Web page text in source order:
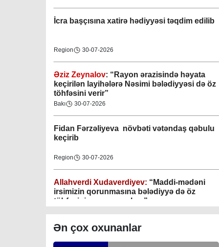
İcra başçısına xatirə hədiyyəsi təqdim edilib
Region 30-07-2026
Əziz Zeynalov: “Rayon ərazisində həyata
keçirilən layihələrə Nəsimi bələdiyyəsi də öz
töhfəsini verir”
Bakı 30-07-2026
Fidan Fərzəliyeva növbəti vətəndaş qəbulu
keçirib
Region 30-07-2026
Allahverdi Xudaverdiyev: “Maddi-mədəni
irsimizin qorunmasına bələdiyyə də öz
töhfəsini verməyə çalışır”
Tahir Məmmədovun sakinlərlə növbəti
səyyar görüşü keçirilib
Ən çox oxunanlar
Gəncə şəhəri Nizami bələdiyyəsi
08-04-2023
M.Ə.Rəsuzladə bələdiyyəsi
07-04-2023
Xətai bələdiyyəsi
Mingəçevir bələdiyyəsi
Nəsimi bələdiyyəsi